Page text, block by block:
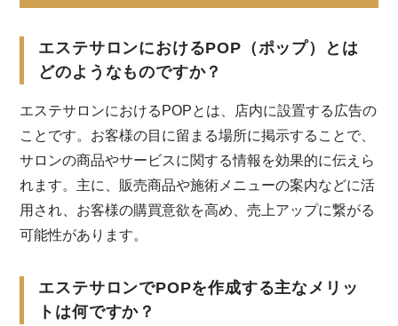
エステサロンにおけるPOP（ポップ）とは
どのようなものですか？
エステサロンにおけるPOPとは、店内に設置する広告の
ことです。お客様の目に留まる場所に掲示することで、
サロンの商品やサービスに関する情報を効果的に伝えら
れます。主に、販売商品や施術メニューの案内などに活
用され、お客様の購買意欲を高め、売上アップに繋がる
可能性があります。
エステサロンでPOPを作成する主なメリッ
トは何ですか？